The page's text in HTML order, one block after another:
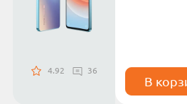
4.92 36
В